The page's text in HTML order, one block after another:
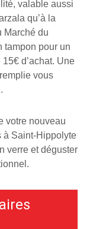
valable aussi
qu’à la
Marché du
tampon pour un
d’achat. Une
vous
votre nouveau
à Saint-Hippolyte
verre et déguster